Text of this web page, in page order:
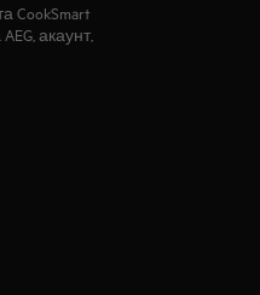
CookSmart
акаунт,